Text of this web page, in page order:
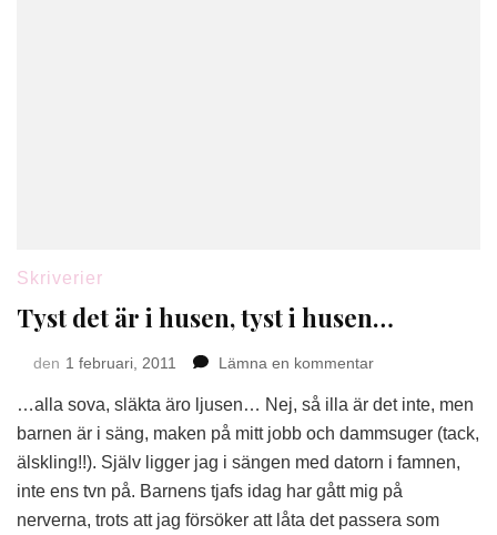
Skriverier
Tyst det är i husen, tyst i husen…
den 1 februari, 2011 Lämna en kommentarpå
det
är
i
husen,
tyst
i
…alla sova, släkta äro ljusen… Nej, så illa är det inte, men
barnen är i säng, maken på mitt jobb och dammsuger (tack,
älskling!!). Själv ligger jag i sängen med datorn i famnen,
inte ens tvn på. Barnens tjafs idag har gått mig på
nerverna, trots att jag försöker att låta det passera som